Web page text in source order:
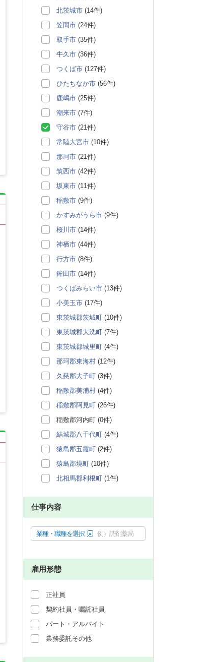
北茨城市 (14件)
笠間市 (24件)
取手市 (35件)
牛久市 (36件)
つくば市 (127件)
ひたちなか市 (56件)
鹿嶋市 (25件)
潮来市 (7件)
守谷市 (21件)
常陸大宮市 (10件)
那珂市 (21件)
筑西市 (42件)
坂東市 (11件)
稲敷市 (9件)
かすみがうら市 (9件)
桜川市 (14件)
神栖市 (44件)
行方市 (8件)
鉾田市 (14件)
つくばみらい市 (13件)
小美玉市 (17件)
東茨城郡茨城町 (10件)
東茨城郡大洗町 (7件)
東茨城郡城里町 (4件)
那珂郡東海村 (12件)
久慈郡大子町 (3件)
稲敷郡美浦村 (4件)
稲敷郡阿見町 (26件)
稲敷郡河内町 (0件)
結城郡八千代町 (4件)
猿島郡五霞町 (2件)
猿島郡境町 (10件)
北相馬郡利根町 (1件)
仕事内容
業種・職種を選択 例）調剤薬局
雇用形態
正社員
契約社員・嘱託社員
パート・アルバイト
業務委託その他